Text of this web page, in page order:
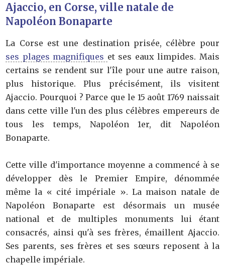
Ajaccio, en Corse, ville natale de
Napoléon Bonaparte
La Corse est une destination prisée, célèbre pour
ses plages magnifiques et ses eaux limpides. Mais
certains se rendent sur l'île pour une autre raison,
plus historique. Plus précisément, ils visitent
Ajaccio. Pourquoi ? Parce que le 15 août 1769 naissait
dans cette ville l'un des plus célèbres empereurs de
tous les temps, Napoléon 1er, dit Napoléon
Bonaparte.
Cette ville d'importance moyenne a commencé à se
développer dès le Premier Empire, dénommée
même la « cité impériale ». La maison natale de
Napoléon Bonaparte est désormais un musée
national et de multiples monuments lui étant
consacrés, ainsi qu'à ses frères, émaillent Ajaccio.
Ses parents, ses frères et ses sœurs reposent à la
chapelle impériale.